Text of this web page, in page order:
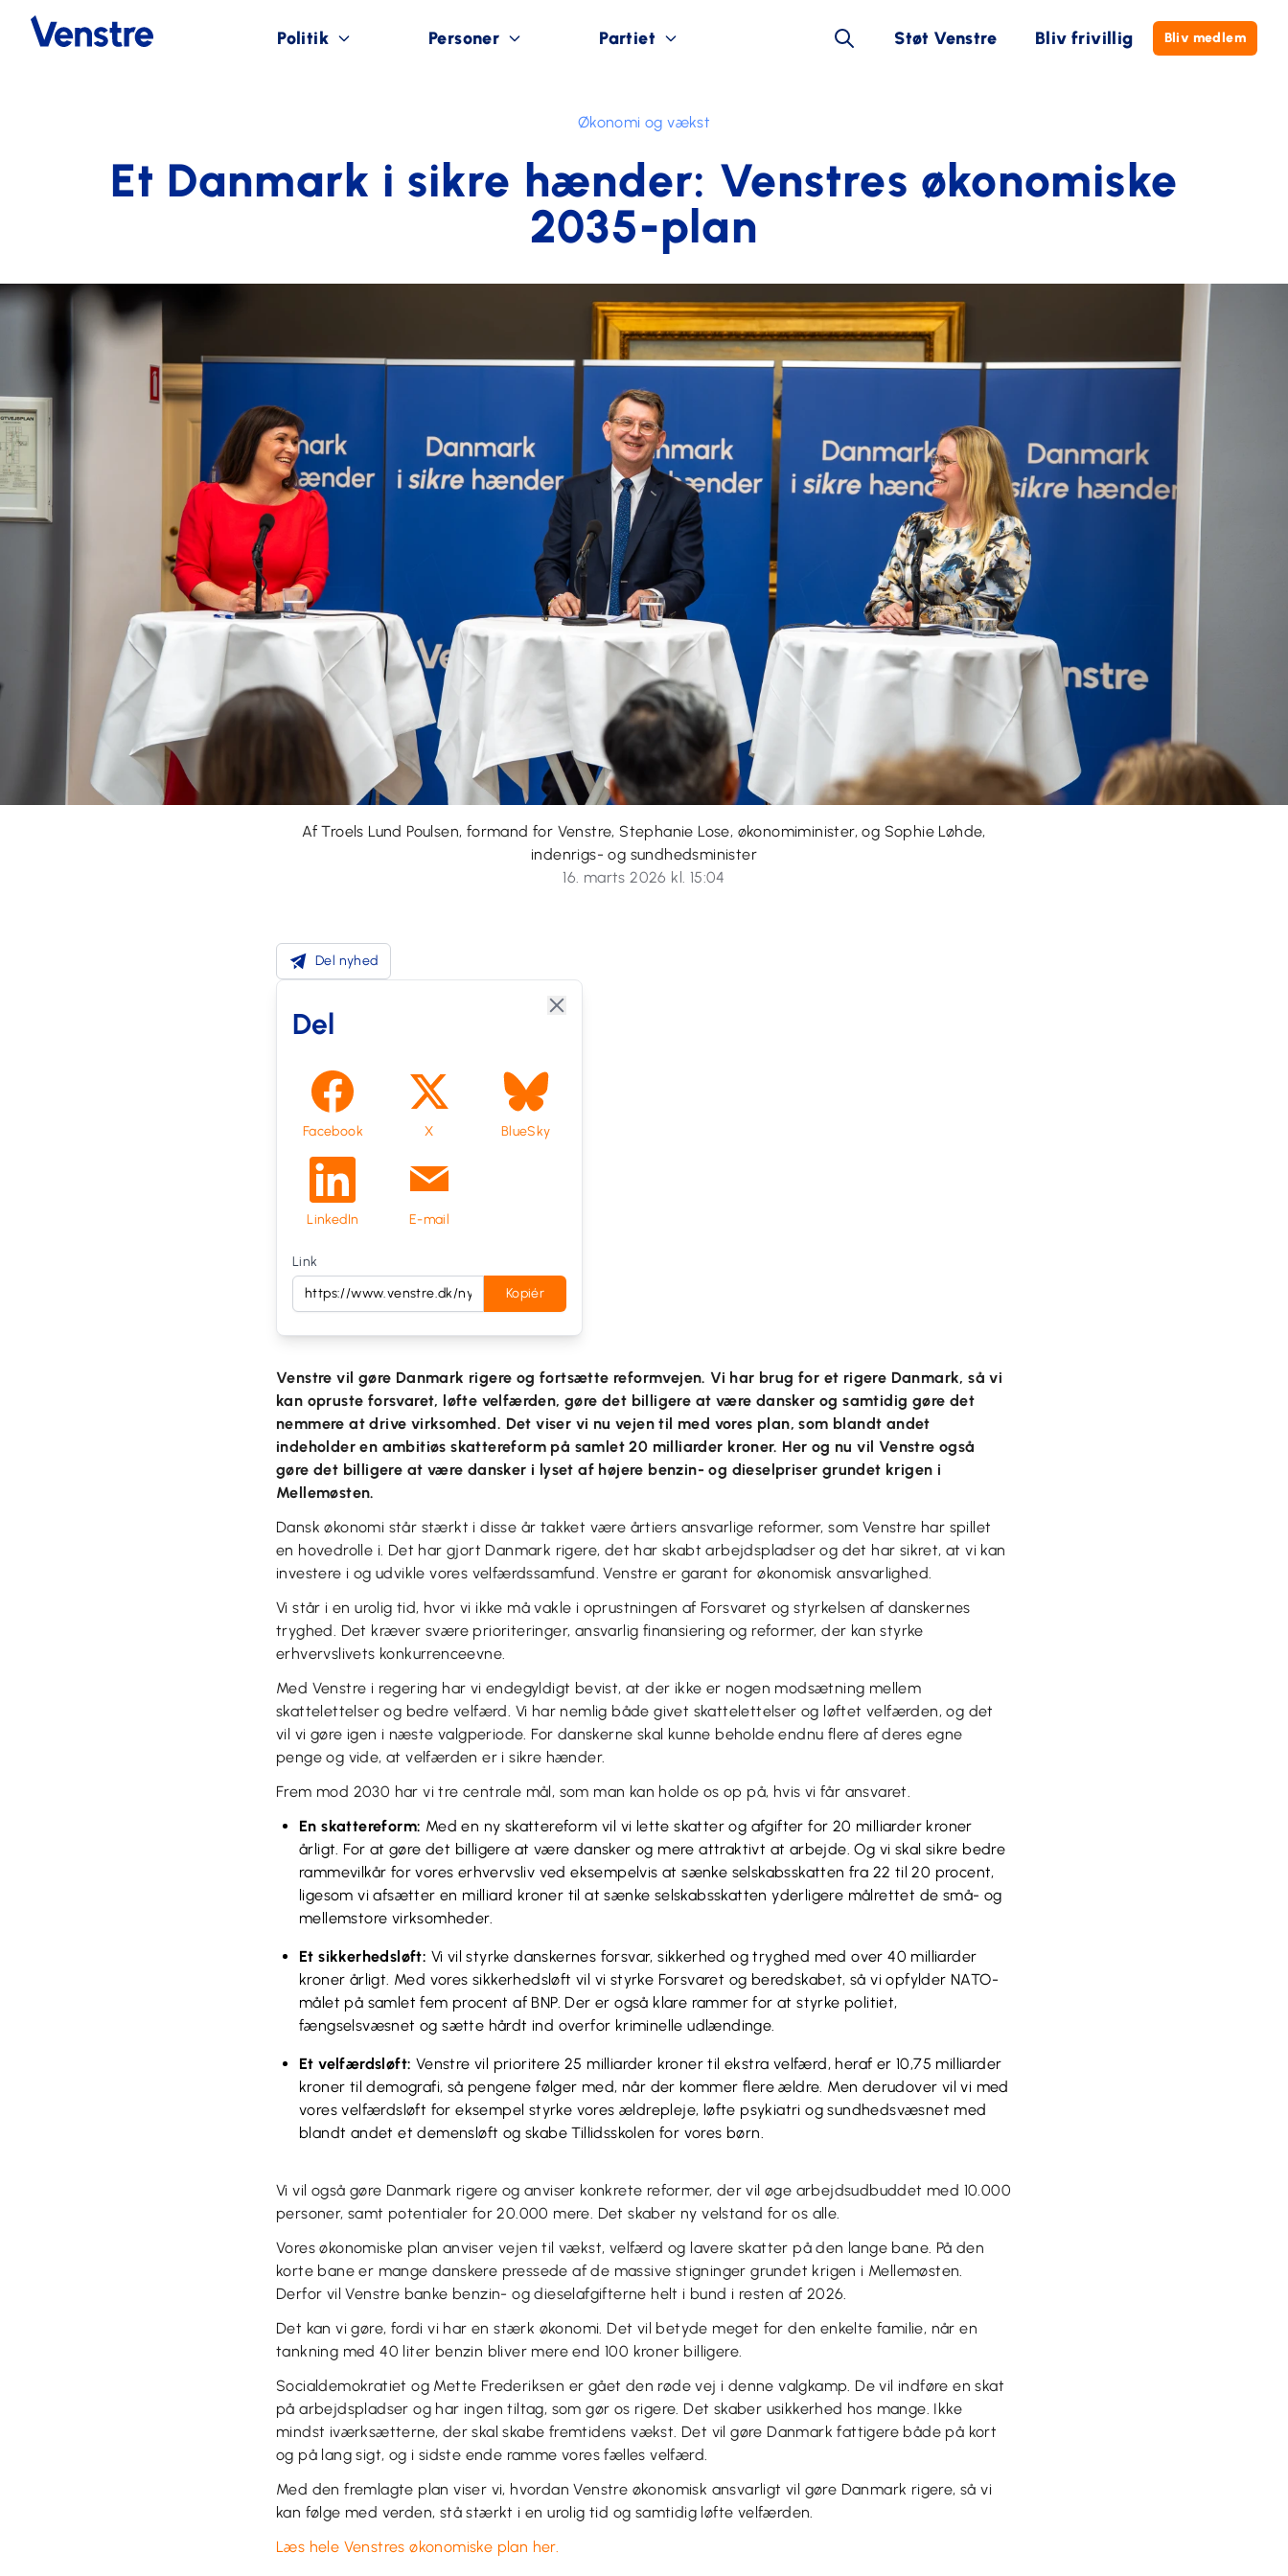
Politik Personer Partiet Støt Venstre Bliv frivillig Bliv medlem
Økonomi og vækst
Et Danmark i sikre hænder: Venstres økonomiske
2035-plan
Af Troels Lund Poulsen, formand for Venstre, Stephanie Lose, økonomiminister, og Sophie Løhde,
indenrigs- og sundhedsminister
16. marts 2026 kl. 15:04
Del nyhed
Del
Facebook X BlueSky
LinkedIn E-mail
Link
Kopiér
Venstre vil gøre Danmark rigere og fortsætte reformvejen. Vi har brug for et rigere Danmark, så vi
kan opruste forsvaret, løfte velfærden, gøre det billigere at være dansker og samtidig gøre det
nemmere at drive virksomhed. Det viser vi nu vejen til med vores plan, som blandt andet
indeholder en ambitiøs skattereform på samlet 20 milliarder kroner. Her og nu vil Venstre også
gøre det billigere at være dansker i lyset af højere benzin- og dieselpriser grundet krigen i
Mellemøsten.
Dansk økonomi står stærkt i disse år takket være årtiers ansvarlige reformer, som Venstre har spillet
en hovedrolle i. Det har gjort Danmark rigere, det har skabt arbejdspladser og det har sikret, at vi kan
investere i og udvikle vores velfærdssamfund. Venstre er garant for økonomisk ansvarlighed.
Vi står i en urolig tid, hvor vi ikke må vakle i oprustningen af Forsvaret og styrkelsen af danskernes
tryghed. Det kræver svære prioriteringer, ansvarlig finansiering og reformer, der kan styrke
erhvervslivets konkurrenceevne.
Med Venstre i regering har vi endegyldigt bevist, at der ikke er nogen modsætning mellem
skattelettelser og bedre velfærd. Vi har nemlig både givet skattelettelser og løftet velfærden, og det
vil vi gøre igen i næste valgperiode. For danskerne skal kunne beholde endnu flere af deres egne
penge og vide, at velfærden er i sikre hænder.
Frem mod 2030 har vi tre centrale mål, som man kan holde os op på, hvis vi får ansvaret.
En skattereform: Med en ny skattereform vil vi lette skatter og afgifter for 20 milliarder kroner
årligt. For at gøre det billigere at være dansker og mere attraktivt at arbejde. Og vi skal sikre bedre
rammevilkår for vores erhvervsliv ved eksempelvis at sænke selskabsskatten fra 22 til 20 procent,
ligesom vi afsætter en milliard kroner til at sænke selskabsskatten yderligere målrettet de små- og
mellemstore virksomheder.
Et sikkerhedsløft: Vi vil styrke danskernes forsvar, sikkerhed og tryghed med over 40 milliarder
kroner årligt. Med vores sikkerhedsløft vil vi styrke Forsvaret og beredskabet, så vi opfylder NATO-
målet på samlet fem procent af BNP. Der er også klare rammer for at styrke politiet,
fængselsvæsnet og sætte hårdt ind overfor kriminelle udlændinge.
Et velfærdsløft: Venstre vil prioritere 25 milliarder kroner til ekstra velfærd, heraf er 10,75 milliarder
kroner til demografi, så pengene følger med, når der kommer flere ældre. Men derudover vil vi med
vores velfærdsløft for eksempel styrke vores ældrepleje, løfte psykiatri og sundhedsvæsnet med
blandt andet et demensløft og skabe Tillidsskolen for vores børn.
Vi vil også gøre Danmark rigere og anviser konkrete reformer, der vil øge arbejdsudbuddet med 10.000
personer, samt potentialer for 20.000 mere. Det skaber ny velstand for os alle.
Vores økonomiske plan anviser vejen til vækst, velfærd og lavere skatter på den lange bane. På den
korte bane er mange danskere pressede af de massive stigninger grundet krigen i Mellemøsten.
Derfor vil Venstre banke benzin- og dieselafgifterne helt i bund i resten af 2026.
Det kan vi gøre, fordi vi har en stærk økonomi. Det vil betyde meget for den enkelte familie, når en
tankning med 40 liter benzin bliver mere end 100 kroner billigere.
Socialdemokratiet og Mette Frederiksen er gået den røde vej i denne valgkamp. De vil indføre en skat
på arbejdspladser og har ingen tiltag, som gør os rigere. Det skaber usikkerhed hos mange. Ikke
mindst iværksætterne, der skal skabe fremtidens vækst. Det vil gøre Danmark fattigere både på kort
og på lang sigt, og i sidste ende ramme vores fælles velfærd.
Med den fremlagte plan viser vi, hvordan Venstre økonomisk ansvarligt vil gøre Danmark rigere, så vi
kan følge med verden, stå stærkt i en urolig tid og samtidig løfte velfærden.
Læs hele Venstres økonomiske plan her.